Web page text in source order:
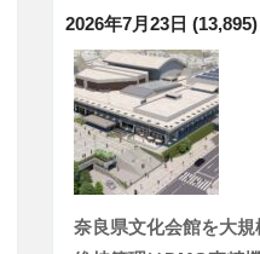
2026年7月23日 (13,895)
奈良県文化会館を大規